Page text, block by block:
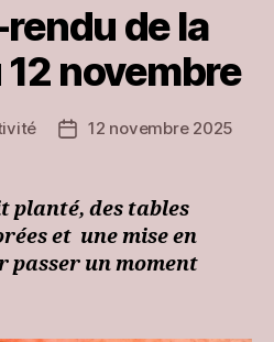
de la
novembre
Post12 novembre 2025
planté, des tables
et une mise en
passer un moment